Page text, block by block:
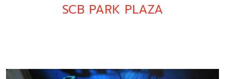
SCB PARK PLAZA